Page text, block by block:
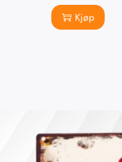
Kjøp